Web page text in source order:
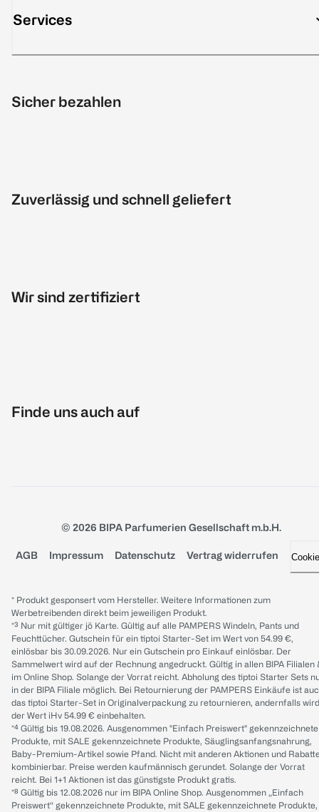
Services
Sicher bezahlen
Zuverlässig und schnell geliefert
Wir sind zertifiziert
Finde uns auch auf
© 2026 BIPA Parfumerien Gesellschaft m.b.H.
AGB Impressum Datenschutz Vertrag widerrufen
* Produkt gesponsert vom Hersteller. Weitere Informationen zum
Werbetreibenden direkt beim jeweiligen Produkt.
*³ Nur mit gültiger jö Karte. Gültig auf alle PAMPERS Windeln, Pants und
Feuchttücher. Gutschein für ein tiptoi Starter-Set im Wert von 54.99 €,
einlösbar bis 30.09.2026. Nur ein Gutschein pro Einkauf einlösbar. Der
Sammelwert wird auf der Rechnung angedruckt. Gültig in allen BIPA Filialen
im Online Shop. Solange der Vorrat reicht. Abholung des tiptoi Starter Sets
in der BIPA Filiale möglich. Bei Retournierung der PAMPERS Einkäufe ist
das tiptoi Starter-Set in Originalverpackung zu retournieren, andernfalls wird
der Wert iHv 54.99 € einbehalten.
*⁴ Gültig bis 19.08.2026. Ausgenommen "Einfach Preiswert" gekennzeichnete
Produkte, mit SALE gekennzeichnete Produkte, Säuglingsanfangsnahrung,
Baby-Premium-Artikel sowie Pfand. Nicht mit anderen Aktionen und
kombinierbar. Preise werden kaufmännisch gerundet. Solange der Vorrat
reicht. Bei 1+1 Aktionen ist das günstigste Produkt gratis.
*⁸ Gültig bis 12.08.2026 nur im BIPA Online Shop. Ausgenommen „Einfach
Preiswert“ gekennzeichnete Produkte, mit SALE gekennzeichnete Produkte,